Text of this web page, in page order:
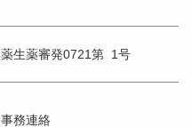
薬生薬審発0721第 1号
事務連絡